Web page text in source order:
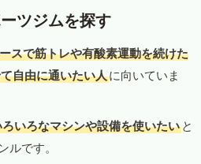
ツジムを探す
スで筋トレや有酸素運動を続けた
自由に通いたい人に向いていま
いろなマシンや設備を使いたい と
ルです。